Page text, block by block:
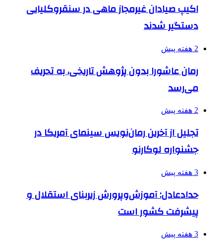
اکیپ صیادان غیرمجاز ماهی در سنقروکلیایی
دستگیر شدند
2 هفته پیش
رمان عاشورا بدون پژوهش تاریخی، به تحریف
می‌رسد
2 هفته پیش
تجلیل از آخرین رمان‌نویس سینمای آمریکا در
جشنواره لوکارنو
3 هفته پیش
حدادعادل: آموزش‌وپرورش زیربنای استقلال و
پیشرفت کشور است
3 هفته پیش